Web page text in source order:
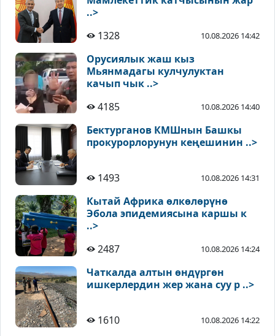
..>
1328
10.08.2026 14:42
Орусиялык жаш кыз
Мьянмадагы кулчулуктан
качып чык ..>
4185
10.08.2026 14:40
Бектурганов КМШнын Башкы
прокурорлорунун кеңешинин ..>
1493 10.08.2026 14:31
Кытай Африка өлкөлөрүнө
Эбола эпидемиясына каршы к
..>
2487
10.08.2026 14:24
Чаткалда алтын өндүргөн
ишкерлердин жер жана суу р ..>
1610 10.08.2026 14:22